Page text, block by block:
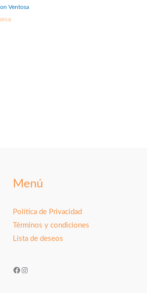
Ventosa
Menú
Política de Privacidad
Términos y condiciones
Lista de deseos
Facebook
Instagram